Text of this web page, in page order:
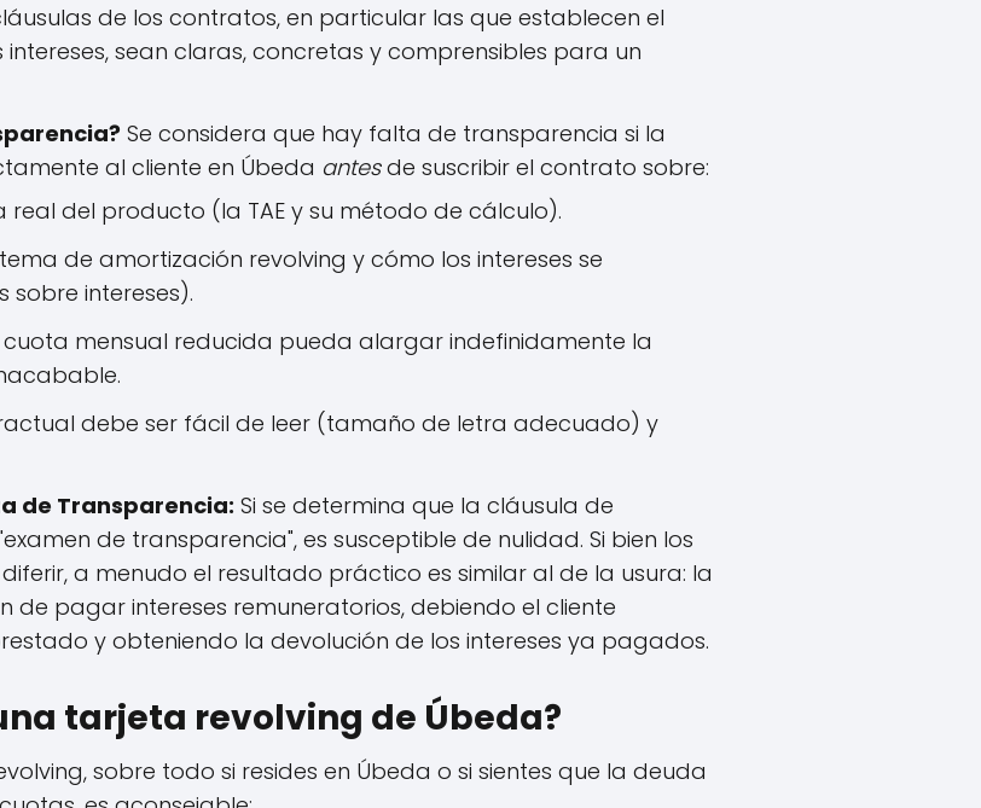
de los contratos, en particular las que establecen el
sean claras, concretas y comprensibles para un
Se considera que hay falta de transparencia si la
al cliente en Úbeda antesde suscribir el contrato sobre:
del producto (la TAE y su método de cálculo).
de amortización revolving y cómo los intereses se
sobre intereses).
cuota mensual reducida pueda alargar indefinidamente la
debe ser fácil de leer (tamaño de letra adecuado) y
de Transparencia: Si se determina que la cláusula de
de transparencia", es susceptible de nulidad. Si bien los
a menudo el resultado práctico es similar al de la usura: la
de pagar intereses remuneratorios, debiendo el cliente
y obteniendo la devolución de los intereses ya pagados.
tarjeta revolving de Úbeda?
sobre todo si resides en Úbeda o si sientes que la deuda